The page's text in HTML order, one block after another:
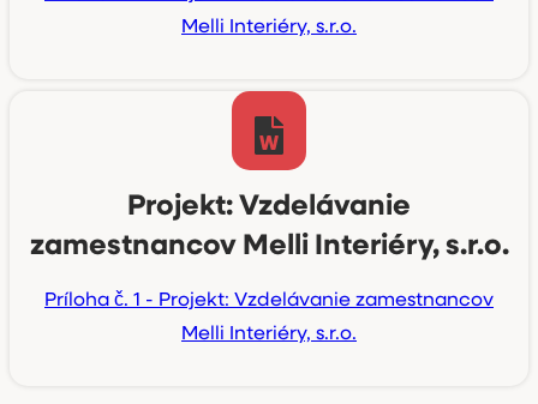
Melli Interiéry, s.r.o.
Projekt: Vzdelávanie
zamestnancov Melli Interiéry, s.r.o.
Príloha č. 1 - Projekt: Vzdelávanie zamestnancov
Melli Interiéry, s.r.o.